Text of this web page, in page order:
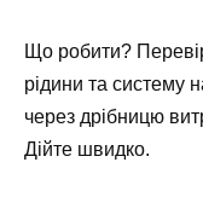
Що робити?
рідини та систему
через дрібницю
Дійте швидко.